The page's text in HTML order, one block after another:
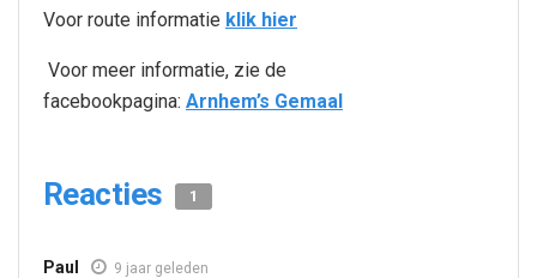
Voor route informatie klik hier
Voor meer informatie, zie de
facebookpagina: Arnhem’s Gemaal
Reacties 1
Paul 9 jaar geleden